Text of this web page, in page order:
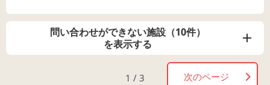
問い合わせができない施設（10件）
を表示する
1 / 3 次のページ